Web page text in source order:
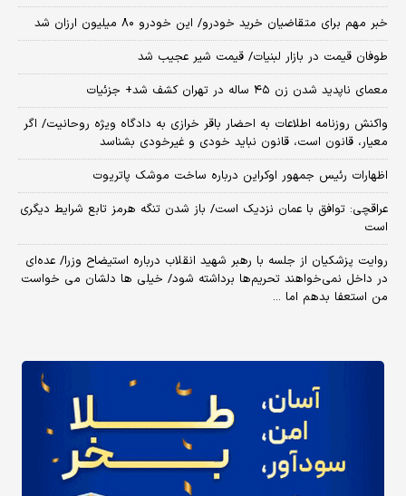
خبر مهم برای متقاضیان خرید خودرو/ این خودرو ۸۰ میلیون ارزان شد
طوفان قیمت در بازار لبنیات/ قیمت شیر عجیب شد
معمای ناپدید شدن زن ۴۵ ساله در تهران کشف شد+ جزئیات
واکنش روزنامه اطلاعات به احضار باقر خرازی به دادگاه ویژه روحانیت/ اگر
معیار، قانون است، قانون نباید خودی و غیرخودی بشناسد
اظهارات رئیس جمهور اوکراین درباره ساخت موشک پاتریوت
عراقچی: توافق با عمان نزدیک است/ باز شدن تنگه هرمز تابع شرایط دیگری
است
روایت پزشکیان از جلسه با رهبر شهید انقلاب درباره استیضاح وزرا/ عده‌ای
در داخل نمی‌خواهند تحریم‌ها برداشته شود/ خیلی ها دلشان می خواست
من استعفا بدهم اما ...